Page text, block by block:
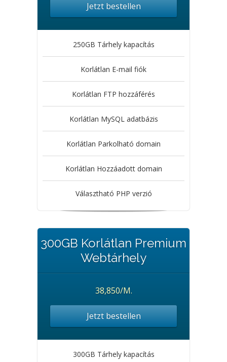
Jetzt bestellen
250GB Tárhely kapacítás
Korlátlan E-mail fiók
Korlátlan FTP hozzáférés
Korlátlan MySQL adatbázis
Korlátlan Parkolható domain
Korlátlan Hozzáadott domain
Választható PHP verzió
300GB Korlátlan Premium
Webtárhely
38,850/M.
Jetzt bestellen
300GB Tárhely kapacítás